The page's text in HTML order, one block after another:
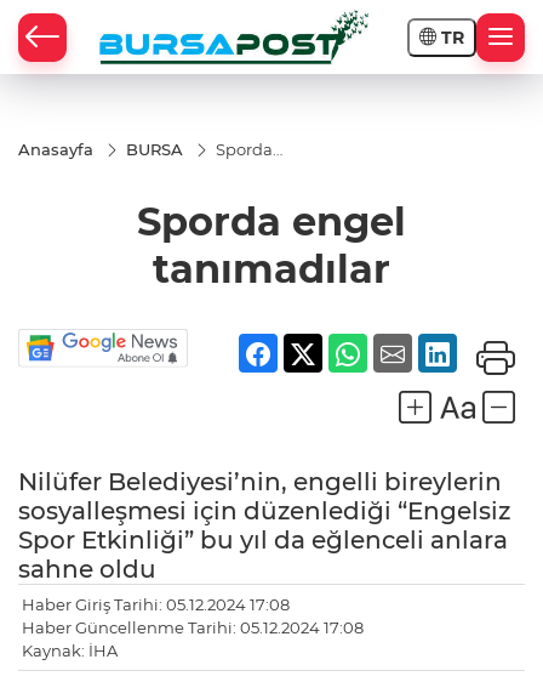
TR
Anasayfa BURSA
Sporda
Sporda engel
tanımadılar
Nilüfer Belediyesi’nin, engelli bireylerin
sosyalleşmesi için düzenlediği “Engelsiz
Spor Etkinliği” bu yıl da eğlenceli anlara
sahne oldu
Haber Giriş Tarihi: 05.12.2024 17:08
Haber Güncellenme Tarihi: 05.12.2024 17:08
Kaynak: İHA